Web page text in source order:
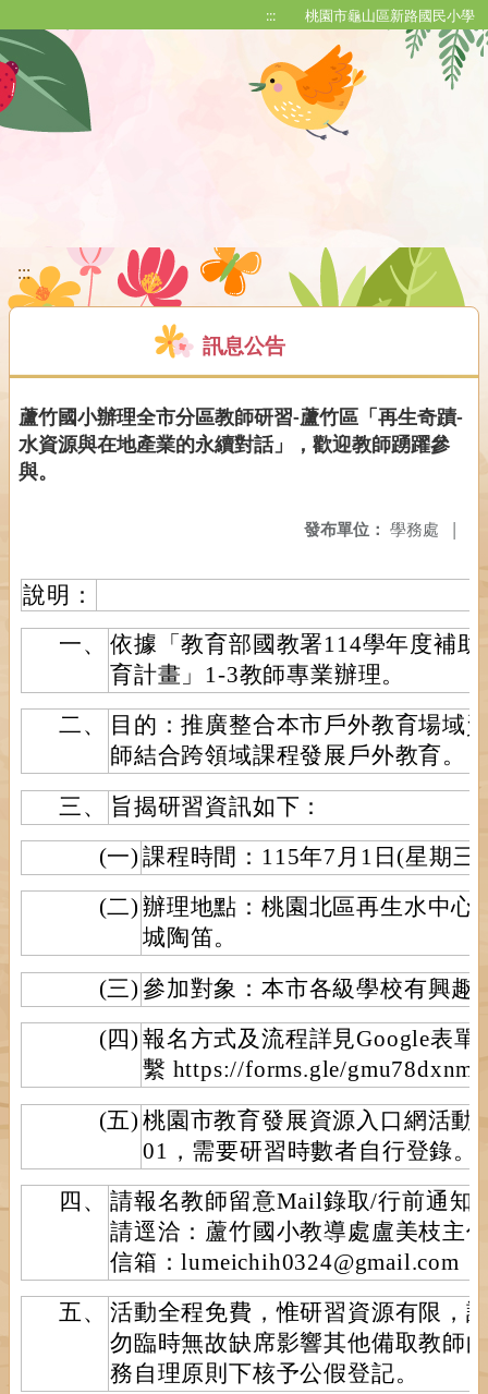
::: 桃園市龜山區新路國民小學
:::
訊息公告
蘆竹國小辦理全市分區教師研習-蘆竹區「再生奇蹟-
水資源與在地產業的永續對話」，歡迎教師踴躍參
與。
發布單位： 學務處 |
說明：
一、
依據「教育部國教署114學年度補
育計畫」1-3教師專業辦理。
二、
目的：推廣整合本市戶外教育場域
師結合跨領域課程發展戶外教育。
三、
旨揭研習資訊如下：
(一) 課程時間：115年7月1日(星期三
(二) 辦理地點：桃園北區再生水中心
城陶笛。
(三) 參加對象：本市各級學校有興趣
(四) 報名方式及流程詳見Google表
繫 https://forms.gle/
(五) 桃園市教育發展資源入口網活動
01，需要研習時數者自行登錄。
四、
請報名教師留意Mail錄取/行前通知
請逕洽：蘆竹國小教導處盧美枝主
信箱：lumeichih0324@gmail.com
五、
活動全程免費，惟研習資源有限，
勿臨時無故缺席影響其他備取教師
務自理原則下核予公假登記。